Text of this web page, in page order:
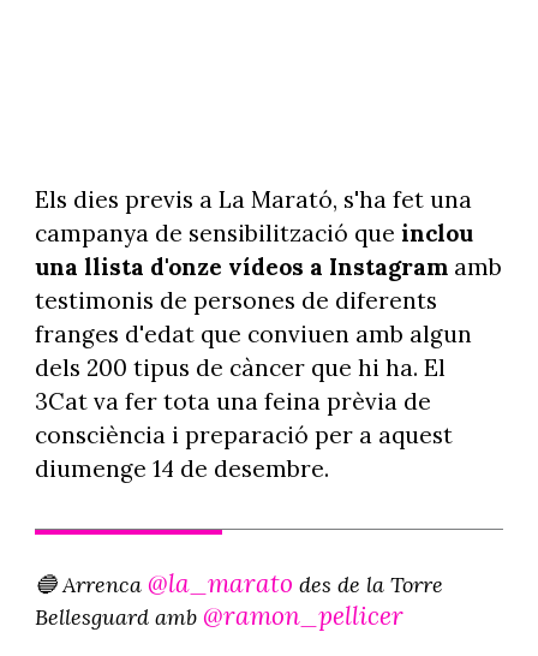
Els dies previs a La Marató, s'ha fet una
campanya de sensibilització que inclou
una llista d'onze vídeos a Instagram amb
testimonis de persones de diferents
franges d'edat que conviuen amb algun
dels 200 tipus de càncer que hi ha. El
3Cat va fer tota una feina prèvia de
consciència i preparació per a aquest
diumenge 14 de desembre.
🔵 Arrenca @la_marato des de la Torre
Bellesguard amb @ramon_pellicer